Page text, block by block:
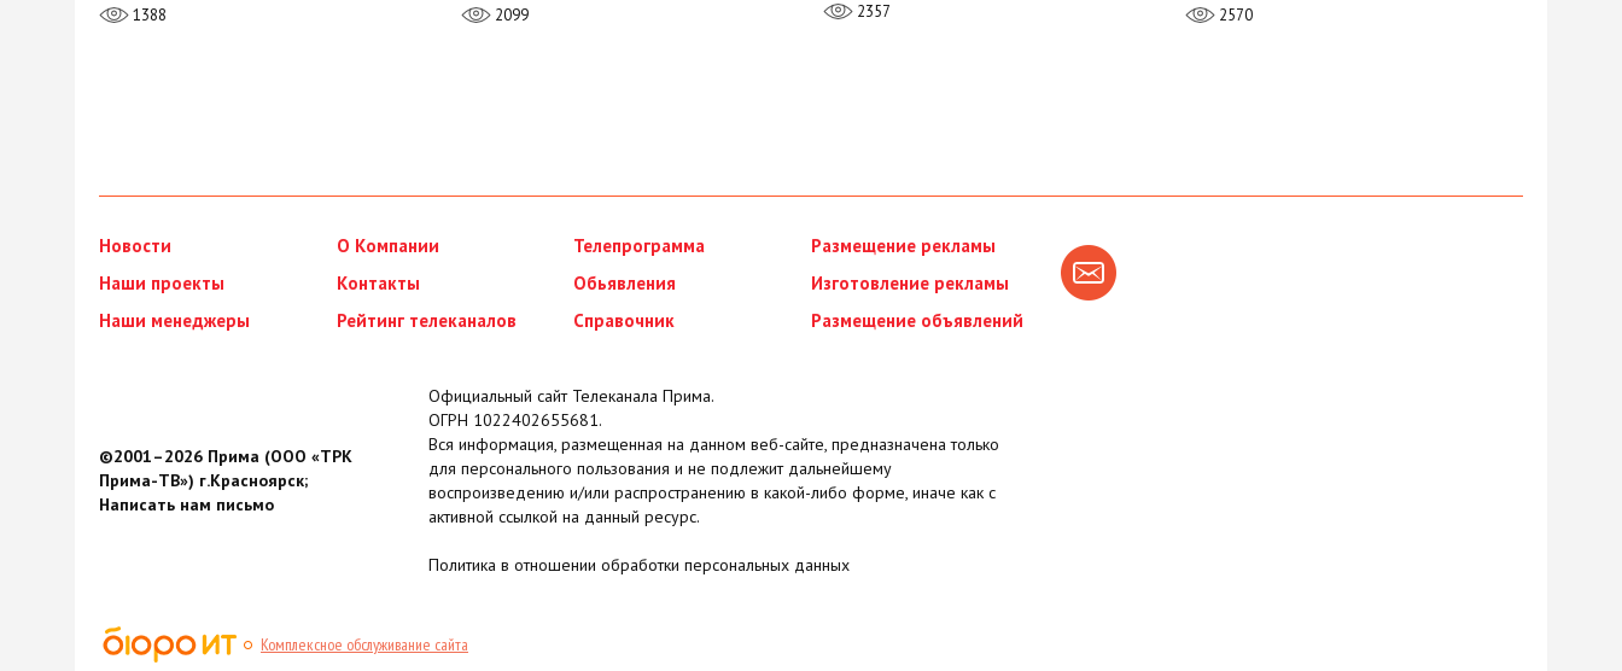
1388 2099 2357 2570
Новости
Наши проекты
Наши менеджеры
О Компании
Контакты
Рейтинг телеканалов
Телепрограмма
Обьявления
Справочник
Размещение рекламы
Изготовление рекламы
Размещение объявлений
©2001–2026 Прима (ООО «ТРК
Прима-ТВ») г.Красноярск;
Написать нам письмо
Официальный сайт Телеканала Прима.
ОГРН 1022402655681.
Вся информация, размещенная на данном веб-сайте, предназначена только
для персонального пользования и не подлежит дальнейшему
воспроизведению и/или распространению в какой-либо форме, иначе как с
активной ссылкой на данный ресурс.
Политика в отношении обработки персональных данных
Комплексное обслуживание сайта